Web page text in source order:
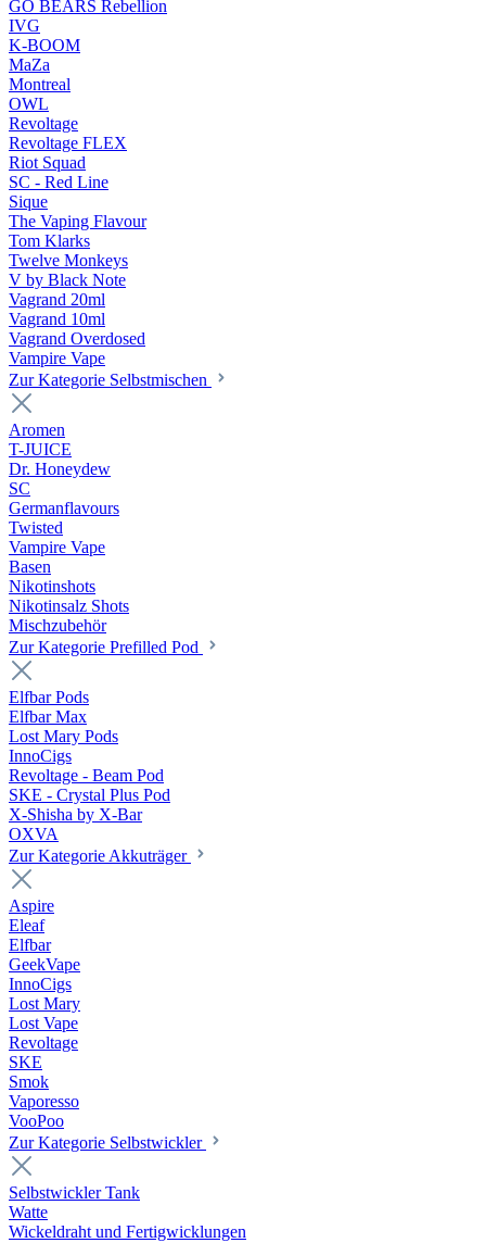
GO BEARS Rebellion
IVG
K-BOOM
MaZa
Montreal
OWL
Revoltage
Revoltage FLEX
Riot Squad
SC - Red Line
Sique
The Vaping Flavour
Tom Klarks
Twelve Monkeys
V by Black Note
Vagrand 20ml
Vagrand 10ml
Vagrand Overdosed
Vampire Vape
Zur Kategorie Selbstmischen
Aromen
T-JUICE
Dr. Honeydew
SC
Germanflavours
Twisted
Vampire Vape
Basen
Nikotinshots
Nikotinsalz Shots
Mischzubehör
Zur Kategorie Prefilled Pod
Elfbar Pods
Elfbar Max
Lost Mary Pods
InnoCigs
Revoltage - Beam Pod
SKE - Crystal Plus Pod
X-Shisha by X-Bar
OXVA
Zur Kategorie Akkuträger
Aspire
Eleaf
Elfbar
GeekVape
InnoCigs
Lost Mary
Lost Vape
Revoltage
SKE
Smok
Vaporesso
VooPoo
Zur Kategorie Selbstwickler
Selbstwickler Tank
Watte
Wickeldraht und Fertigwicklungen